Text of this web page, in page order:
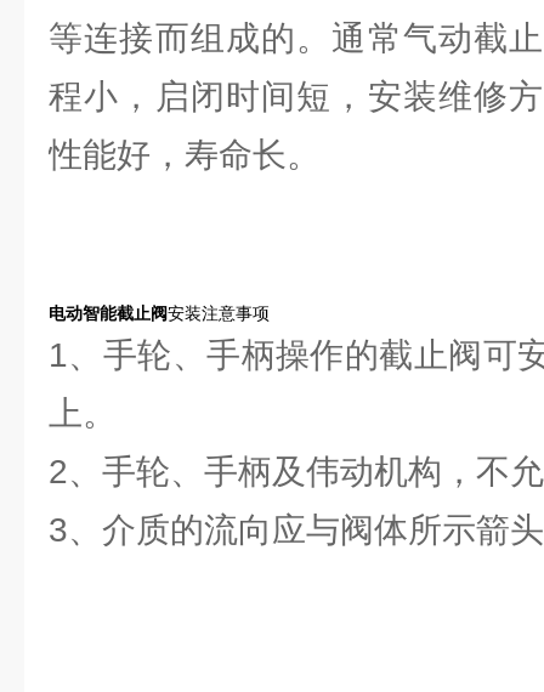
等连接而组成的。通常气动截
程小，启闭时间短，安装维修
性能好，寿命长。
电动智能截止阀安装注意事项
1、手轮、手柄操作的截止阀可
上。
2、手轮、手柄及伟动机构，不
3、介质的流向应与阀体所示箭